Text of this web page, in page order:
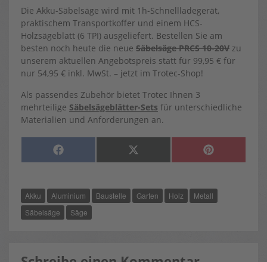
Die Akku-Säbelsäge wird mit 1h-Schnellladegerät,
praktischem Transportkoffer und einem HCS-
Holzsägeblatt (6 TPI) ausgeliefert. Bestellen Sie am
besten noch heute die neue Säbelsäge PRCS 10-20V zu
unserem aktuellen Angebotspreis statt für 99,95 € für
nur 54,95 € inkl. MwSt. – jetzt im Trotec-Shop!
Als passendes Zubehör bietet Trotec Ihnen 3
mehrteilige Säbelsägeblätter-Sets für unterschiedliche
Materialien und Anforderungen an.
SHARE
F
A
O
O
K
SHARE
X
(
T
T
E
SHARE
P
I
R
S
Akku Aluminium Baustelle Garten Holz
Metall
Säbelsäge
Säge